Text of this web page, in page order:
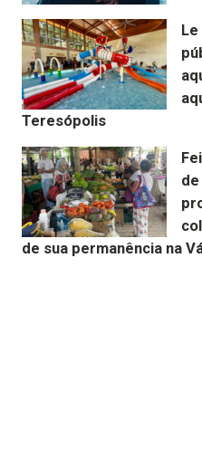
Teresópolis
de sua permanência na